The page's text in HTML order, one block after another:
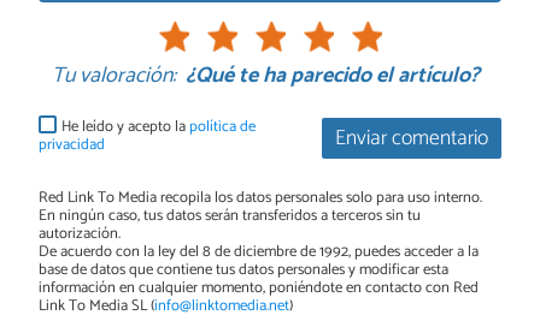
Tu valoración: ¿Qué te ha parecido el artículo?
Enviar comentario
He leído y acepto lapolítica de
privacidad
Red Link To Media recopila los datos personales solo para uso interno.
En ningún caso, tus datos serán transferidos a terceros sin tu
autorización.
De acuerdo con la ley del 8 de diciembre de 1992, puedes acceder a la
base de datos que contiene tus datos personales y modificar esta
información en cualquier momento, poniéndote en contacto con Red
Link To Media SL (info@linktomedia.net)